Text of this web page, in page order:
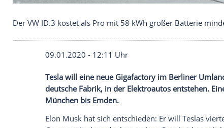
Der VW ID.3 kostet als Pro mit 58 kWh großer